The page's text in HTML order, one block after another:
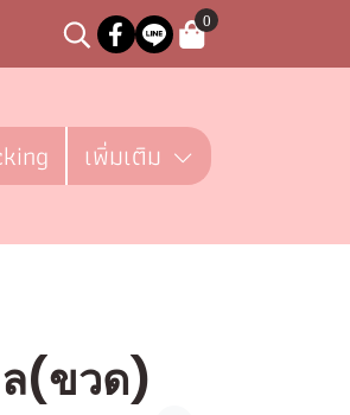
0
เพิ่มเติม
ล(ขวด)